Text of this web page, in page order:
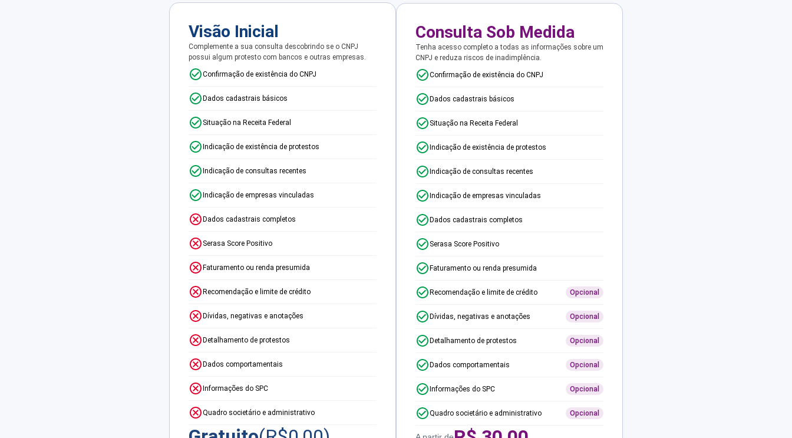
Visão Inicial
Complemente a sua consulta descobrindo se o CNPJ
possui algum protesto com bancos e outras empresas.
Confirmação de existência do CNPJ
Dados cadastrais básicos
Situação na Receita Federal
Indicação de existência de protestos
Indicação de consultas recentes
Indicação de empresas vinculadas
Dados cadastrais completos
Serasa Score Positivo
Faturamento ou renda presumida
Recomendação e limite de crédito
Dívidas, negativas e anotações
Detalhamento de protestos
Dados comportamentais
Informações do SPC
Quadro societário e administrativo
Consulta Sob Medida
Tenha acesso completo a todas as informações sobre um
CNPJ e reduza riscos de inadimplência.
Confirmação de existência do CNPJ
Dados cadastrais básicos
Situação na Receita Federal
Indicação de existência de protestos
Indicação de consultas recentes
Indicação de empresas vinculadas
Dados cadastrais completos
Serasa Score Positivo
Faturamento ou renda presumida
Recomendação e limite de crédito Opcional
Dívidas, negativas e anotações Opcional
Detalhamento de protestos Opcional
Dados comportamentais Opcional
Informações do SPC Opcional
Quadro societário e administrativo Opcional